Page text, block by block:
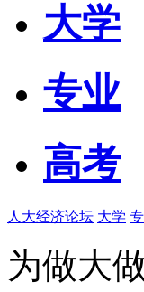
大学
专业
高考
人大经济论坛 大学
为做大